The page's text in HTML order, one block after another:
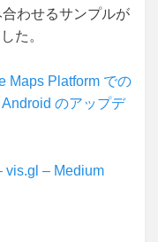
わせるサンプルが
た。
Maps Platform での
のアップデ
vis.gl – Medium